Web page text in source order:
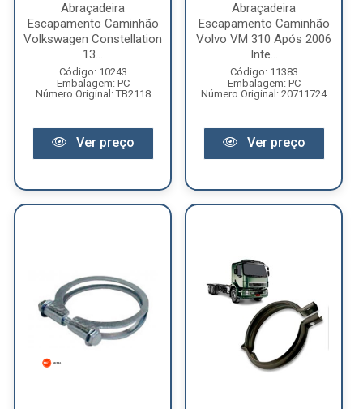
Abraçadeira
Escapamento Caminhão
Volkswagen Constellation
13...
Código: 10243
Embalagem: PC
Número Original: TB2118
Ver preço
Abraçadeira
Escapamento Caminhão
Volvo VM 310 Após 2006
Inte...
Código: 11383
Embalagem: PC
Número Original: 20711724
Ver preço